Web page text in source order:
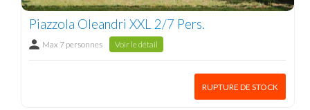
Piazzola Oleandri XXL 2/7 Pers.
Max 7 personnes Voir le détail
RUPTURE DE STOCK